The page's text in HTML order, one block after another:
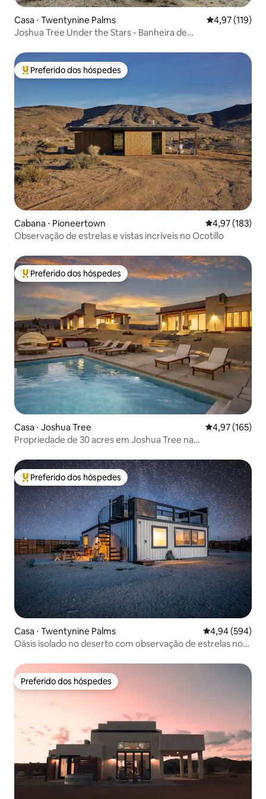
Casa ⋅ Twentynine Palms 4,97 de uma
4,97 (119)
Joshua Tree Under the Stars - Banheira de
Entre os melhores preferidos dos hóspedes
Preferido dos hóspedes
Cabana ⋅ Pioneertown 4,97 de uma
4,97 (183)
Observação de estrelas e vistas incríveis no Ocotillo
Entre os melhores preferidos dos hóspedes
Preferido dos hóspedes
Casa ⋅ Joshua Tree 4,97 de uma
4,97 (165)
Propriedade de 30 acres em Joshua Tree na
Entre os melhores preferidos dos hóspedes
Preferido dos hóspedes
Casa ⋅ Twentynine Palms 4,94 de uma
4,94 (594)
Oásis isolado no deserto com observação de estrelas no
Preferido dos hóspedes
Preferido dos hóspedes